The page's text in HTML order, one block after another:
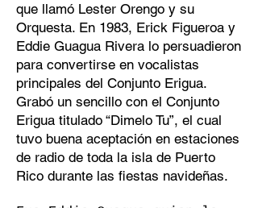
que llamó Lester Orengo y su
Orquesta. En 1983, Erick Figueroa y
Eddie Guagua Rivera lo persuadieron
para convertirse en vocalistas
principales del Conjunto Erigua.
Grabó un sencillo con el Conjunto
Erigua titulado “Dimelo Tu”, el cual
tuvo buena aceptación en estaciones
de radio de toda la isla de Puerto
Rico durante las fiestas navideñas.